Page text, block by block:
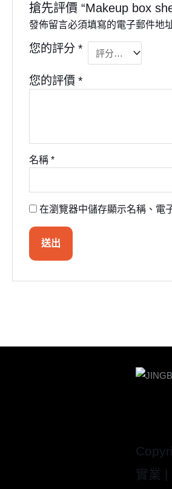
搶先評價 “Makeup box
發佈留言必須填寫的電子郵件地
您的評分 *
您的評價 *
名稱 *
在瀏覽器中儲存顯示名稱、電
實業 |